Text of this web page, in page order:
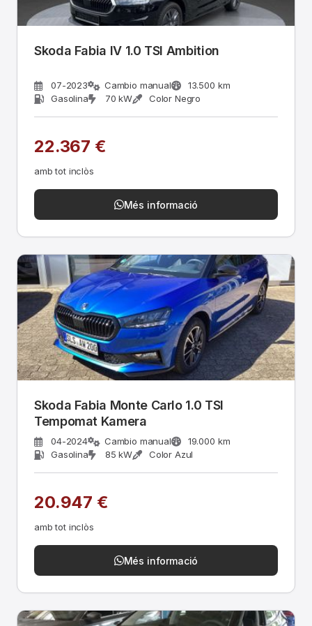
Skoda Fabia IV 1.0 TSI Ambition
07-2023 Cambio manual
13.500 km
Gasolina
70 kW Color Negro
22.367 €
amb tot inclòs
Més informació
Skoda Fabia Monte Carlo 1.0 TSI
Tempomat Kamera
04-2024 Cambio manual
19.000 km
Gasolina
85 kW Color Azul
20.947 €
amb tot inclòs
Més informació